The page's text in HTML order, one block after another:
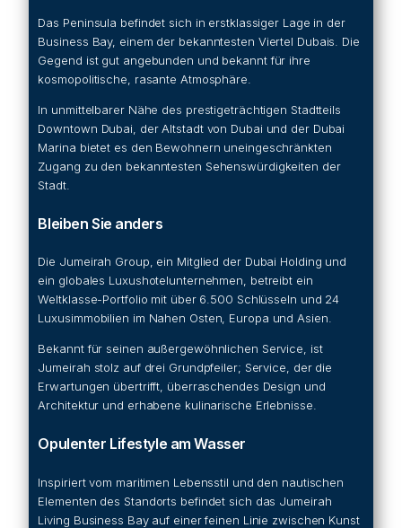
Das Peninsula befindet sich in erstklassiger Lage in der
Business Bay, einem der bekanntesten Viertel Dubais. Die
Gegend ist gut angebunden und bekannt für ihre
kosmopolitische, rasante Atmosphäre.
In unmittelbarer Nähe des prestigeträchtigen Stadtteils
Downtown Dubai, der Altstadt von Dubai und der Dubai
Marina bietet es den Bewohnern uneingeschränkten
Zugang zu den bekanntesten Sehenswürdigkeiten der
Stadt.
Bleiben Sie anders
Die Jumeirah Group, ein Mitglied der Dubai Holding und
ein globales Luxushotelunternehmen, betreibt ein
Weltklasse-Portfolio mit über 6.500 Schlüsseln und 24
Luxusimmobilien im Nahen Osten, Europa und Asien.
Bekannt für seinen außergewöhnlichen Service, ist
Jumeirah stolz auf drei Grundpfeiler; Service, der die
Erwartungen übertrifft, überraschendes Design und
Architektur und erhabene kulinarische Erlebnisse.
Opulenter Lifestyle am Wasser
Inspiriert vom maritimen Lebensstil und den nautischen
Elementen des Standorts befindet sich das Jumeirah
Living Business Bay auf einer feinen Linie zwischen Kunst